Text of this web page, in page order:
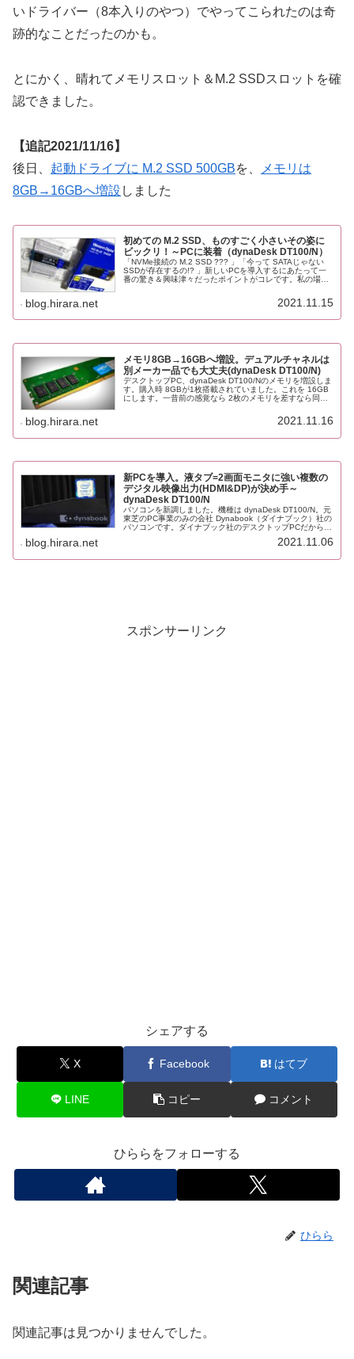
いドライバー（8本入りのやつ）でやってこられたのは奇
跡的なことだったのかも。
とにかく、晴れてメモリスロット＆M.2 SSDスロットを確
認できました。
【追記2021/11/16】
後日、 起動ドライブに M.2 SSD 500GBを、
メモリは
8GB→16GBへ増設 しました
初めての M.2 SSD、ものすごく小さいその姿に
ビックリ！～PCに装着（dynaDesk DT100/N）
「NVMe接続の M.2 SSD ??? 」「今って SATAじゃない
SSDが存在するの!? 」新しいPCを導入するにあたって一
番の驚き＆興味津々だったポイントがコレです。私の場
blog.hirara.net 2021.11.15
メモリ8GB→16GBへ増設。デュアルチャネルは
別メーカー品でも大丈夫(dynaDesk DT100/N)
デスクトップPC、dynaDesk DT100/Nのメモリを増設しま
す。購入時 8GBが1枚搭載されていました。これを 16GB
にします。一昔前の感覚なら 2枚のメモリを差すなら同じ
blog.hirara.net 2021.11.16
新PCを導入。液タブ=2画面モニタに強い複数の
デジタル映像出力(HDMI&DP)が決め手～
dynaDesk DT100/N
パソコンを新調しました。機種は dynaDesk DT100/N。元
東芝のPC事業のみの会社 Dynabook（ダイナブック）社の
パソコンです。ダイナブック社のデスクトップPCだからダ
blog.hirara.net 2021.11.06
スポンサーリンク
シェアする
X Facebook はてブ
LINE コピー コメント
ひららをフォローする
ひらら
関連記事
関連記事は見つかりませんでした。